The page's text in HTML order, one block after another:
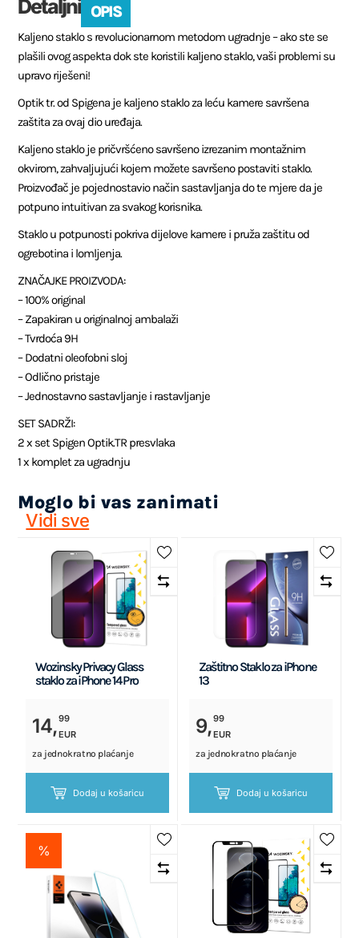
Detaljni OPIS
Kaljeno staklo s revolucionarnom metodom ugradnje – ako ste se
plašili ovog aspekta dok ste koristili kaljeno staklo, vaši problemi su
upravo riješeni!
Optik tr. od Spigena je kaljeno staklo za leću kamere savršena
zaštita za ovaj dio uređaja.
Kaljeno staklo je pričvršćeno savršeno izrezanim montažnim
okvirom, zahvaljujući kojem možete savršeno postaviti staklo.
Proizvođač je pojednostavio način sastavljanja do te mjere da je
potpuno intuitivan za svakog korisnika.
Staklo u potpunosti pokriva dijelove kamere i pruža zaštitu od
ogrebotina i lomljenja.
ZNAČAJKE PROIZVODA:
– 100% original
– Zapakiran u originalnoj ambalaži
– Tvrdoća 9H
– Dodatni oleofobni sloj
– Odlično pristaje
– Jednostavno sastavljanje i rastavljanje
SET SADRŽI:
2 x set Spigen Optik.TR presvlaka
1 x komplet za ugradnju
Moglo bi vas zanimati
Vidi sve
Wozinsky Privacy Glass
staklo za iPhone 14 Pro
14,99
EUR
za jednokratno plaćanje
Dodaj u košaricu
Zaštitno Staklo za iPhone
13
9,99
EUR
za jednokratno plaćanje
Dodaj u košaricu
%